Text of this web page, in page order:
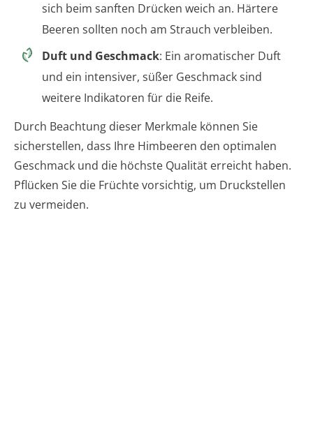
sich beim sanften Drücken weich an. Härtere
Beeren sollten noch am Strauch verbleiben.
Duft und Geschmack: Ein aromatischer Duft
und ein intensiver, süßer Geschmack sind
weitere Indikatoren für die Reife.
Durch Beachtung dieser Merkmale können Sie
sicherstellen, dass Ihre Himbeeren den optimalen
Geschmack und die höchste Qualität erreicht haben.
Pflücken Sie die Früchte vorsichtig, um Druckstellen
zu vermeiden.